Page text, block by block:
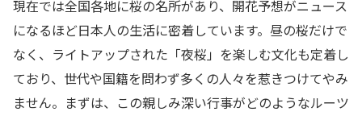
現在では全国各地に桜の名所があり、開花予想がニュース
になるほど日本人の生活に密着しています。昼の桜だけで
なく、ライトアップされた「夜桜」を楽しむ文化も定着し
ており、世代や国籍を問わず多くの人々を惹きつけてやみ
ません。まずは、この親しみ深い行事がどのようなルーツ